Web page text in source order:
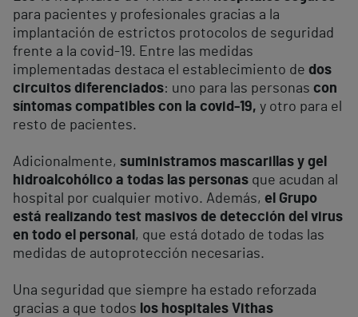
para pacientes y profesionales gracias a la
implantación de estrictos protocolos de seguridad
frente a la covid-19. Entre las medidas
implementadas destaca el establecimiento de dos
circuitos diferenciados: uno para las personas con
síntomas compatibles con la covid-19, y otro para el
resto de pacientes.
Adicionalmente, suministramos mascarillas y gel
hidroalcohólico a todas las personas que acudan al
hospital por cualquier motivo. Además, el Grupo
está realizando test masivos de detección del virus
en todo el personal , que está dotado de todas las
medidas de autoprotección necesarias.
Una seguridad que siempre ha estado reforzada
gracias a que todos los hospitales Vithas